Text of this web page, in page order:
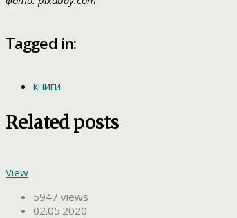
Tagged in:
книги
Related posts
View
5947 views
02.05.2020